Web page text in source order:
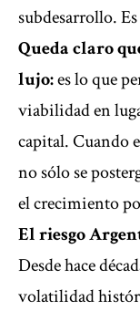
subdesarrollo.
Queda claro
lujo:es lo que
viabilidad en
capital. Cuando
no sólo se
el crecimiento
El riesgo
Desde hace
volatilidad